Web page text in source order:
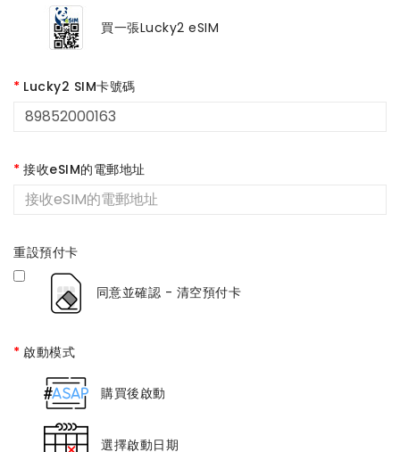
買一張Lucky2 eSIM
Lucky2 SIM卡號碼
接收eSIM的電郵地址
重設預付卡
同意並確認 - 清空預付卡
啟動模式
購買後啟動
選擇啟動日期